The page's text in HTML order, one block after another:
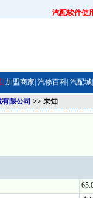
汽配软件使
加盟商家| 汽修百科| 汽配城|
限公司 >> 未知